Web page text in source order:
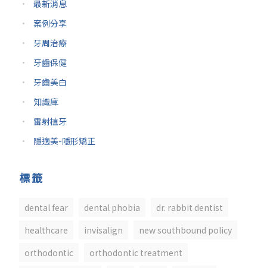
最新消息
案例分享
牙周治療
牙齒保健
牙齒美白
知識庫
雷射植牙
隱適美-隱形矯正
標籤
dental fear dental phobia
dr. rabbit dentist
healthcare
invisalign
new southbound policy
orthodontic
orthodontic treatment